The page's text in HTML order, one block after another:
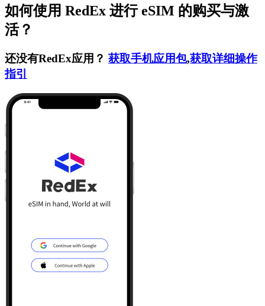
如何使用 RedEx 进行 eSIM 的购买与激
活？
还没有RedEx应用？ 获取手机应用包,获取详细操作
指引